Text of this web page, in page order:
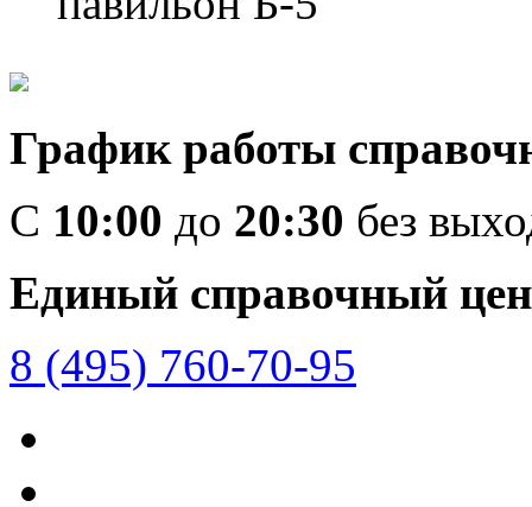
График работы
C 10:00 до 20:30 без
Единый справочный
8 (495) 760-70-95